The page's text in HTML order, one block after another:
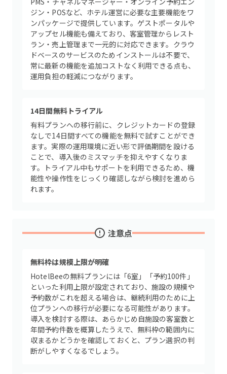
ジン・POSなど、ホテル運営に必要な主要機能をワ
ンパッケージで提供しています。ゲストポータルや
アップセル機能も備えており、客室管理からレスト
ラン・売上管理まで一元的に対応できます。クラウ
ドベースのサービスのためインストールは不要で、
常に最新の機能を追加コストなく利用できる点も、
運用負担の軽減につながります。
14日間無料トライアル
有料プランへの移行前に、クレジットカードの登録
なしで14日間すべての機能を無料で試すことができ
ます。実際の運用環境に近い形で評価期間を設ける
ことで、導入後のミスマッチを抑えやすくなりま
す。トライアル中もサポートを利用できるため、機
能性や操作性をじっくり確認しながら検討を進めら
れます。
注意点
無料枠は規模上限が明確
HotelBeeの無料プランには「6室」「予約100件」
といった利用上限が設定されており、施設の規模や
予約数がこれを超える場合は、継続利用のために上
位プランへの移行が必要になる可能性があります。
導入を検討する際は、あらかじめ自施設の客室数と
年間予約件数を概算したうえで、無料枠の範囲内に
収まるかどうかを確認しておくと、プラン選択の判
断がしやすくなるでしょう。